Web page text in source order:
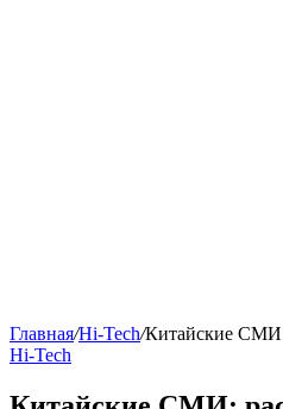
Главная/Hi-Tech/Китайские СМИ:
Hi-Tech